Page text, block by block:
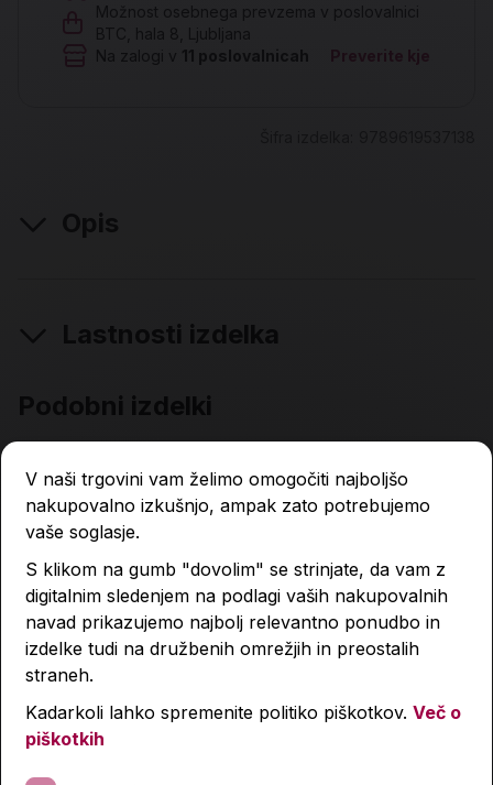
Možnost osebnega prevzema v poslovalnici
BTC, hala 8, Ljubljana
Na zalogi v
11 poslovalnicah Preverite kje
Opis
Lastnosti izdelka
Podobni izdelki
V naši trgovini vam želimo omogočiti najboljšo
nakupovalno izkušnjo, ampak zato potrebujemo
vaše soglasje.
S klikom na gumb "dovolim" se strinjate, da vam z
digitalnim sledenjem na podlagi vaših nakupovalnih
navad prikazujemo najbolj relevantno ponudbo in
izdelke tudi na družbenih omrežjih in preostalih
straneh.
Kadarkoli lahko spremenite politiko piškotkov. Več o
piškotkih